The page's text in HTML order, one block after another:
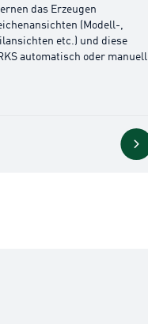
das Erzeugen
(Modell-,
etc.) und diese
automatisch oder manuell